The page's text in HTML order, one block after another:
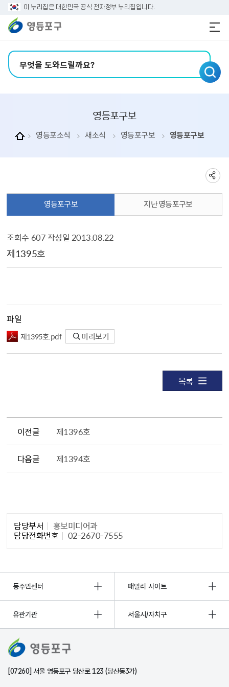
본문 바로가기
주메뉴 바로가기
이 누리집은 대한민국 공식 전자정부 누리집입니다.
영등포구보
영등포소식 새소식 영등포구보 영등포구보
영등포구보 지난 영등포구보
조회수 607 작성일 2013.08.22
제1395호
파일
제1395호.pdf 미리보기
목록
이전글 제1396호
다음글 제1394호
담당부서 홍보미디어과
담당전화번호 02-2670-7555
동주민센터 패밀리 사이트
유관기관 서울시/자치구
[07260] 서울 영등포구 당산로 123 (당산동3가)